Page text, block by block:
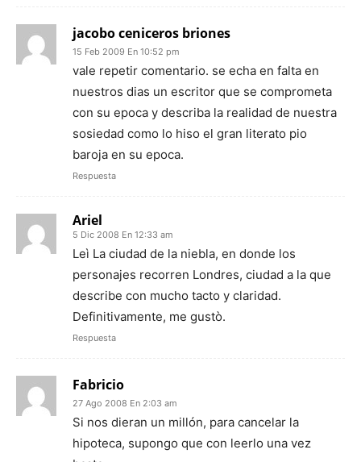
jacobo ceniceros briones
15 Feb 2009 En 10:52 pm
vale repetir comentario. se echa en falta en
nuestros dias un escritor que se comprometa
con su epoca y describa la realidad de nuestra
sosiedad como lo hiso el gran literato pio
baroja en su epoca.
Respuesta
Ariel
5 Dic 2008 En 12:33 am
Leì La ciudad de la niebla, en donde los
personajes recorren Londres, ciudad a la que
describe con mucho tacto y claridad.
Definitivamente, me gustò.
Respuesta
Fabricio
27 Ago 2008 En 2:03 am
Si nos dieran un millón, para cancelar la
hipoteca, supongo que con leerlo una vez